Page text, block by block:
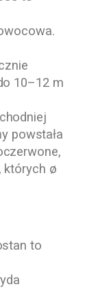
10–12 m
powstała
których ø
to